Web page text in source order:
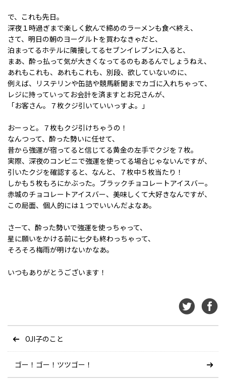
で、これも先日。
深夜１時過ぎまで楽しく飲んで締めのラーメンも食べ終え、
さて、明日の朝のヨーグルトを買わなきゃだと、
泊まってるホテルに隣接してるセブンイレブンに入ると、
まあ、酔っ払って気が大きくなってるのもあるんでしょうねえ、
あれもこれも、あれもこれも、別段、欲していないのに、
例えば、リステリンや缶詰や競馬新聞までカゴに入れちゃって、
レジに持っていってお会計を済ますとお兄さんが、
「お客さん。７枚クジ引いていいっすよ。」
おーっと。７枚もクジ引けちゃうの！
なんつって、酔った勢いに任せて、
昔から強運が宿ってると信じてる黄金の左手でクジを７枚。
実際、深夜のコンビニで強運を使ってる場合じゃないんですが、
引いたクジを確認すると、なんと、７枚中５枚当たり！
しかも５枚もろにかぶった。ブラックチョコレートアイスバー。
赤城のチョコレートアイスバー、美味しくて大好きなんですが、
この局面、個人的には１つでいいんだよなあ。
さーて、酔った勢いで強運を使っちゃって、
星に願いをかける前に七夕も終わっちゃって、
そろそろ梅雨が明けないかなあ。
いつもありがとうございます！
OJI子のこと
ゴー！ゴー！ツツゴー！